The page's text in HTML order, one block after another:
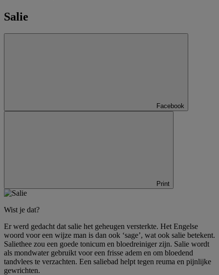
Salie
Facebook
Print
Wist je dat?
Er werd gedacht dat salie het geheugen versterkte. Het Engelse
woord voor een wijze man is dan ook ‘sage’, wat ook salie betekent.
Saliethee zou een goede tonicum en bloedreiniger zijn. Salie wordt
als mondwater gebruikt voor een frisse adem en om bloedend
tandvlees te verzachten. Een saliebad helpt tegen reuma en pijnlijke
gewrichten.